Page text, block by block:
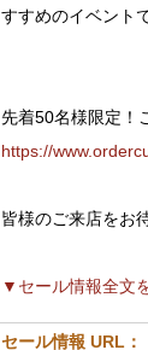
すすめのイベント
先着50名様限定！
https://
皆様のご来店をお
▼セール情報全文
セール情報 URL：